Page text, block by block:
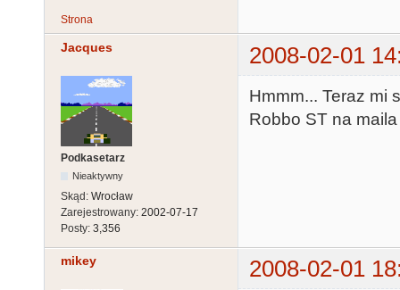
Strona
Jacques 2008-02-01
Podkasetarz
Nieaktywny
Skąd: Wrocław
Zarejestrowany: 2002-07-17
Posty: 3,356
Hmmm... Teraz mi
Robbo ST na
mikey 2008-02-01